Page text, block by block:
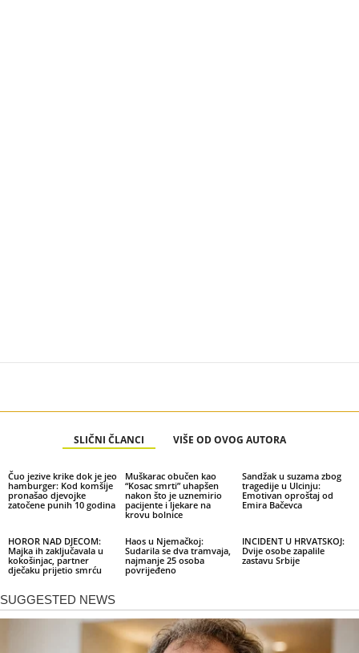
SLIČNI ČLANCI VIŠE OD OVOG AUTORA
Čuo jezive krike dok je jeo
hamburger: Kod komšije
pronašao djevojke
zatočene punih 10 godina
Muškarac obučen kao
“Kosac smrti” uhapšen
nakon što je uznemirio
pacijente i ljekare na
krovu bolnice
Sandžak u suzama zbog
tragedije u Ulcinju:
Emotivan oproštaj od
Emira Bačevca
HOROR NAD DJECOM:
Majka ih zaključavala u
kokošinjac, partner
dječaku prijetio smrću
Haos u Njemačkoj:
Sudarila se dva tramvaja,
najmanje 25 osoba
povrijeđeno
INCIDENT U HRVATSKOJ:
Dvije osobe zapalile
zastavu Srbije